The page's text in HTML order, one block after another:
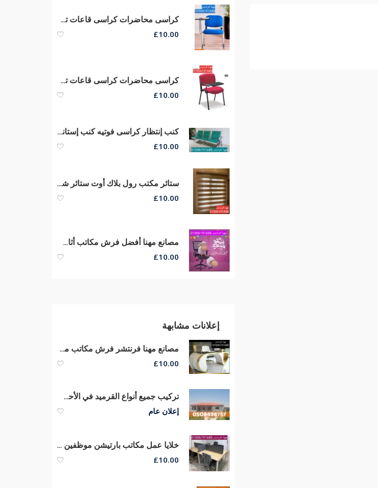
كراسى محاضرات كراسى قاعات تدريب كراسى سنتر تعليمى أرخص أسعار من مصانع مهنا
£10.00
كراسى محاضرات كراسى قاعات تدريب كراسى سنتر تعليمى أرخص أسعار من مصانع مهنا
£10.00
كنب إنتظار كراسى فوتيه كنب إستانلس مقاعد إنتظار كنب ريسبشن جلد
£10.00
ستائر مكتب رول بلاك أوت ستائر شرائح زيبرا ستائر صن سكرين الوان وخامات ممتازة
£10.00
مصانع مهنا أفضل فرش مكاتب أثاث مكتبى متنوع مكاتب مدير كراسى شبك
£10.00
إعلانات مشابهة
مصانع مهنا فرنتشر فرش مكاتب مودرن أثاث مكتبى متنوع مكاتب مدير
£10.00
تركيب جميع أنواع القرميد في الأحساء والهفوف | 0508498757
إعلان عام
خلايا عمل مكاتب بارتيشن موظفين وورك إستيشن مكاتب مودرن أثاث شركات
£10.00